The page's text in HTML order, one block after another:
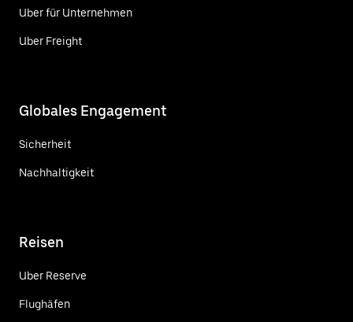
Uber für Unternehmen
Uber Freight
Globales Engagement
Sicherheit
Nachhaltigkeit
Reisen
Uber Reserve
Flughäfen